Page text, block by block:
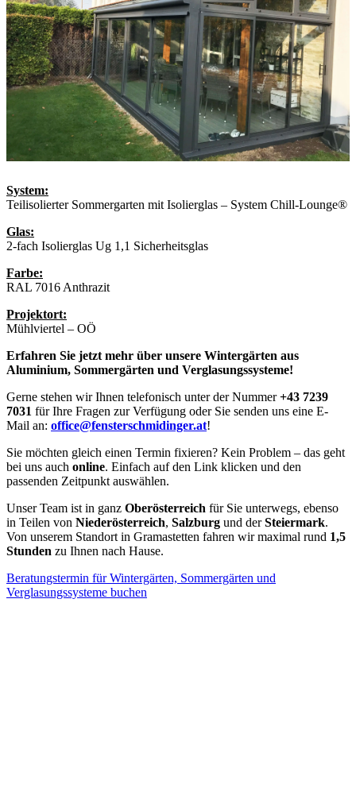
System:
Teilisolierter Sommergarten mit Isolierglas – System Chill-Lounge®
Glas:
2-fach Isolierglas Ug 1,1 Sicherheitsglas
Farbe:
RAL 7016 Anthrazit
Projektort:
Mühlviertel – OÖ
Erfahren Sie jetzt mehr über unsere Wintergärten aus
Aluminium, Sommergärten und Verglasungssysteme!
Gerne stehen wir Ihnen telefonisch unter der Nummer+43 7239
7031 für Ihre Fragen zur Verfügung oder Sie senden uns eine E-
Mail an: office@fensterschmidinger.at!
Sie möchten gleich einen Termin fixieren? Kein Problem – das geht
bei uns auch online. Einfach auf den Link klicken und den
passenden Zeitpunkt auswählen.
Unser Team ist in ganz Oberösterreich für Sie unterwegs, ebenso
in Teilen von Niederösterreich, Salzburg und derSteiermark.
Von unserem Standort in Gramastetten fahren wir maximal rund 1,5
Stunden zu Ihnen nach Hause.
Beratungstermin für Wintergärten, Sommergärten und
Verglasungssysteme buchen